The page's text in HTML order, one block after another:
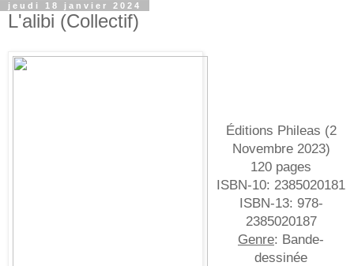
jeudi 18 janvier 2024
L'alibi (Collectif)
Éditions Phileas (2
Novembre 2023)
120 pages
ISBN-10: 2385020181
ISBN-13: 978-
2385020187
Genre: Bande-
dessinée